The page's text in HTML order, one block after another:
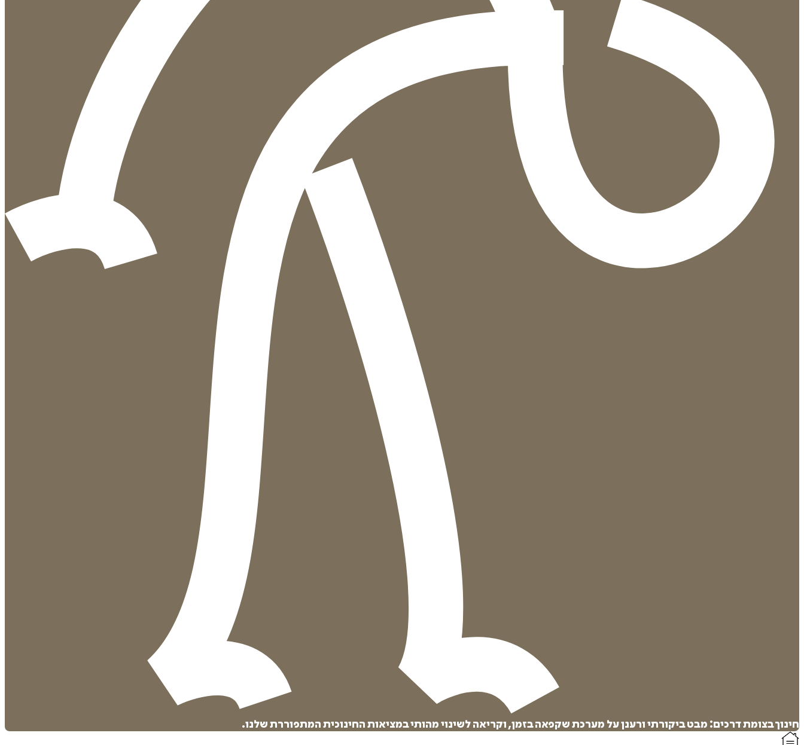
חינוך בצומת דרכים: מבט ביקורתי ורענן על מערכת שקפאה בזמן, וקריאה לשינוי מהותי במציאות החינוכית המתפוררת שלנו.